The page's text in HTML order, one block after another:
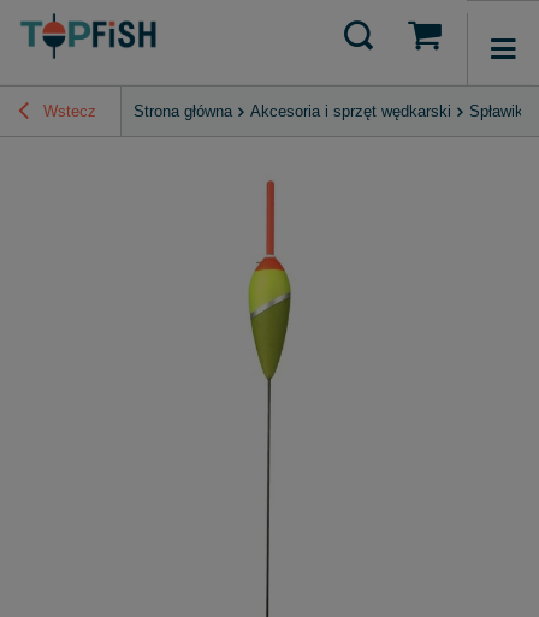
Wstecz Strona główna Akcesoria i sprzęt wędkarski Spławiki